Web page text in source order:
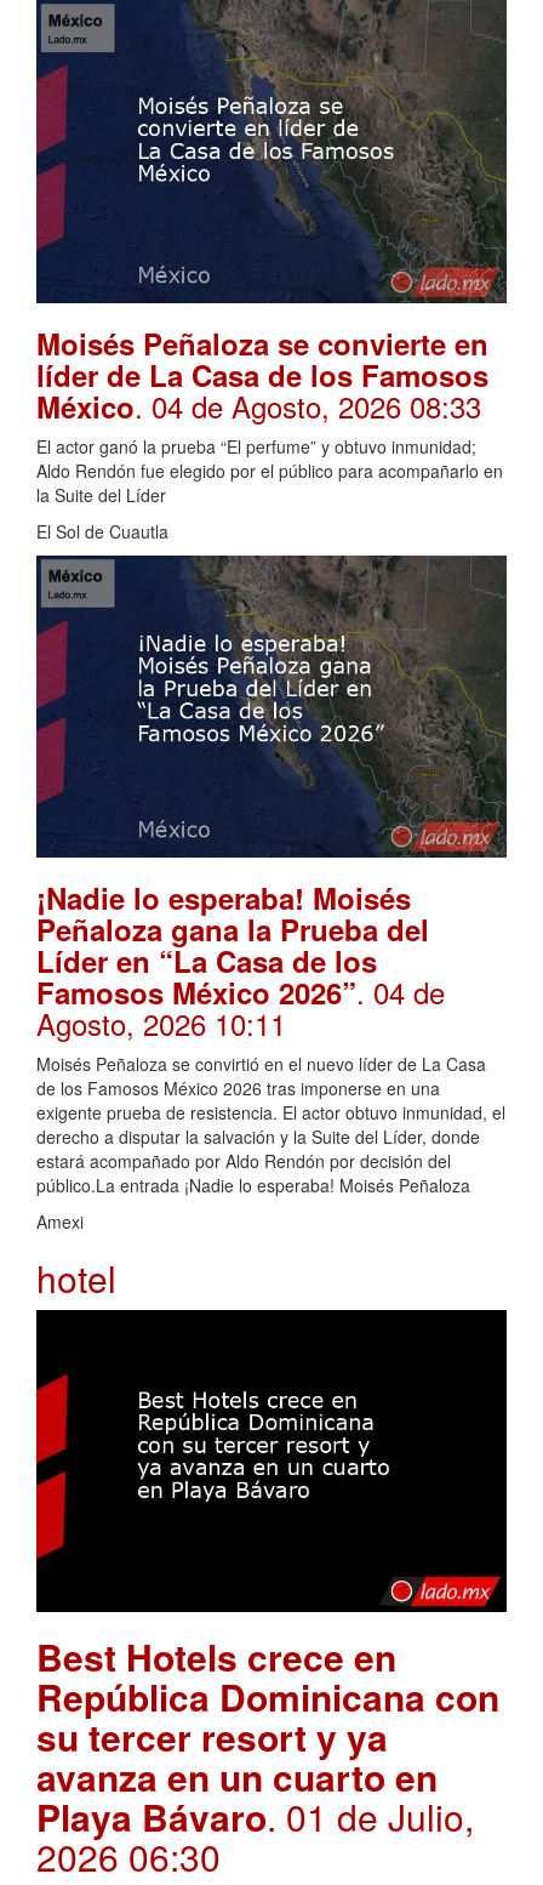
Moisés Peñaloza se convierte en
líder de La Casa de los Famosos
México. 04 de Agosto, 2026 08:33
El actor ganó la prueba “El perfume” y obtuvo inmunidad;
Aldo Rendón fue elegido por el público para acompañarlo en
la Suite del Líder
El Sol de Cuautla
¡Nadie lo esperaba! Moisés
Peñaloza gana la Prueba del
Líder en “La Casa de los
Famosos México 2026”. 04 de
Agosto, 2026 10:11
Moisés Peñaloza se convirtió en el nuevo líder de La Casa
de los Famosos México 2026 tras imponerse en una
exigente prueba de resistencia. El actor obtuvo inmunidad, el
derecho a disputar la salvación y la Suite del Líder, donde
estará acompañado por Aldo Rendón por decisión del
público.La entrada ¡Nadie lo esperaba! Moisés Peñaloza
Amexi
hotel
Best Hotels crece en
República Dominicana con
su tercer resort y ya
avanza en un cuarto en
Playa Bávaro. 01 de Julio,
2026 06:30